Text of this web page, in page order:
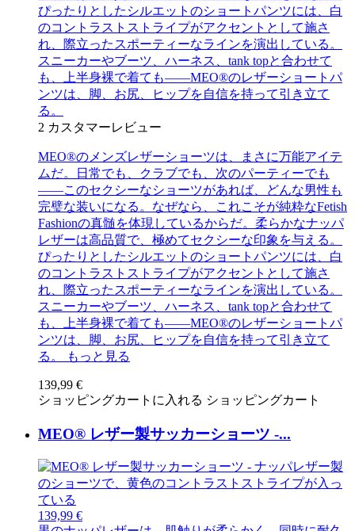
ぴったりとしたシルエットのショートパンツには、白
のコントラストストライプがアクセントとして施さ
れ、際立ったスポーティーなラインを演出している。
スニーカーやブーツ、ハーネス、tank topと合わせて
も、上半身裸で着ても――MEO®のレザーショートパ
ンツは、脚、お尻、ヒップを自信を持って引き立て
る。
2 カスタマーレビュー
MEO®のメンズレザーショーツは、まさに万能アイテ
ムだ。日常でも、クラブでも、次のパーティーでも
――このセクシーなショーツがあれば、どんな男性も
完璧な装いになる。なぜなら、これこそが純粋なFetish
Fashionの真髄を体現しているからだ。柔らかなナッパ
レザーは高品質で、極めてセクシーな印象を与える。
ぴったりとしたシルエットのショートパンツには、白
のコントラストストライプがアクセントとして施さ
れ、際立ったスポーティーなラインを演出している。
スニーカーやブーツ、ハーネス、tank topと合わせて
も、上半身裸で着ても――MEO®のレザーショートパ
ンツは、脚、お尻、ヒップを自信を持って引き立て
る。
もっと見る
139,99 €
ショッピングカートに入れる ショッピングカート
MEO® レザー製サッカーショーツ -...
139,99 €